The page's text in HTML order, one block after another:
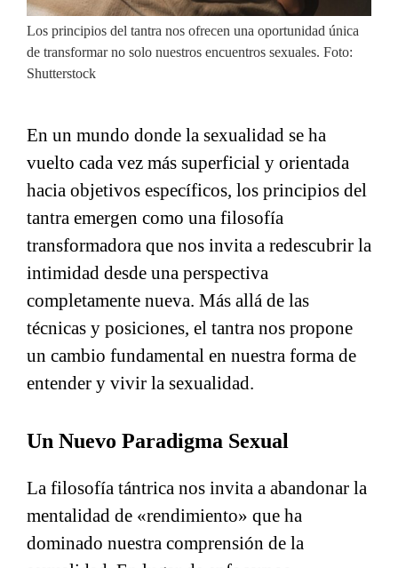
Los principios del tantra nos ofrecen una oportunidad única
de transformar no solo nuestros encuentros sexuales. Foto:
Shutterstock
En un mundo donde la sexualidad se ha
vuelto cada vez más superficial y orientada
hacia objetivos específicos, los principios del
tantra emergen como una filosofía
transformadora que nos invita a redescubrir la
intimidad desde una perspectiva
completamente nueva. Más allá de las
técnicas y posiciones, el tantra nos propone
un cambio fundamental en nuestra forma de
entender y vivir la sexualidad.
Un Nuevo Paradigma Sexual
La filosofía tántrica nos invita a abandonar la
mentalidad de «rendimiento» que ha
dominado nuestra comprensión de la